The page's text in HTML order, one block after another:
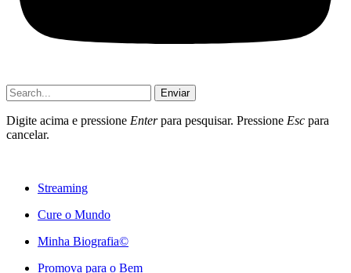
Enviar
Digite acima e pressione Enterpara pesquisar. Pressione Esc para
cancelar.
Streaming
Cure o Mundo
Minha Biografia©
Promova para o Bem